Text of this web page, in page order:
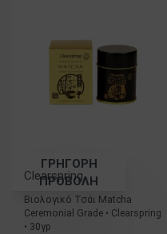
ΓΡΗΓΟΡΗ
ΠΡΟΒΟΛΗ
Clearspring
Βιολογικό Τσάι Matcha
Ceremonial Grade • Clearspring
• 30γρ